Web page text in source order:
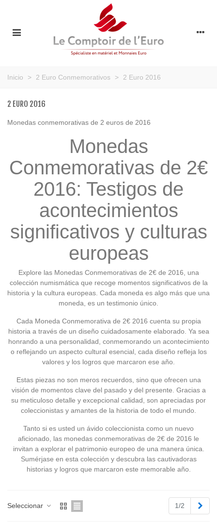
Inicio > 2 Euro Conmemorativos > 2 Euro 2016
2 EURO 2016
Monedas conmemorativas de 2 euros de 2016
Monedas
Conmemorativas de 2€
2016: Testigos de
acontecimientos
significativos y culturas
europeas
Explore las Monedas Conmemorativas de 2€ de 2016, una
colección numismática que recoge momentos significativos de la
historia y la cultura europeas. Cada moneda es algo más que una
moneda, es un testimonio único.
Cada Moneda Conmemorativa de 2€ 2016 cuenta su propia
historia a través de un diseño cuidadosamente elaborado. Ya sea
honrando a una personalidad, conmemorando un acontecimiento
o reflejando un aspecto cultural esencial, cada diseño refleja los
valores y los logros que marcaron ese año.
Estas piezas no son meros recuerdos, sino que ofrecen una
visión de momentos clave del pasado y del presente. Gracias a
su meticuloso detalle y excepcional calidad, son apreciadas por
coleccionistas y amantes de la historia de todo el mundo.
Tanto si es usted un ávido coleccionista como un nuevo
aficionado, las monedas conmemorativas de 2€ de 2016 le
invitan a explorar el patrimonio europeo de una manera única.
Sumérjase en esta colección y descubra las cautivadoras
historias y logros que marcaron este memorable año.
Seleccionar 1/2